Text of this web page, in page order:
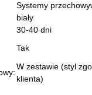
Systemy
biały
30-40 dni
Tak
W zestawie (styl
klienta)